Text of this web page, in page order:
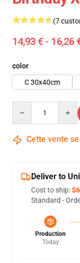
(7
14,93 € - 16,26
color
C 30x40cm
Cette vente
Deliver to
Cost to ship:
Standard -
Production
Today